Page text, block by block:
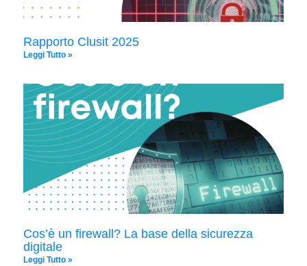
Rapporto Clusit 2025
Leggi Tutto »
Cos’è un firewall? La base della sicurezza
digitale
Leggi Tutto »